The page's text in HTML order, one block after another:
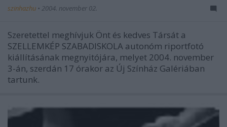
szinhazhu • 2004. november 02.
Szeretettel meghívjuk Önt és kedves Társát a
SZELLEMKÉP SZABADISKOLA autonóm riportfotó
kiállításának megnyitójára, melyet 2004. november
3-án, szerdán 17 órakor az Új Színház Galériában
tartunk.